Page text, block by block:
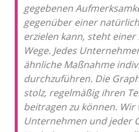
gegebenen
gegenüber einer
erzielen kann, steht
Wege. Jedes
ähnliche Maßnahme
durchzuführen. Die
stolz, regelmäßig ihren
beitragen zu können. Wir
Unternehmen und jeder